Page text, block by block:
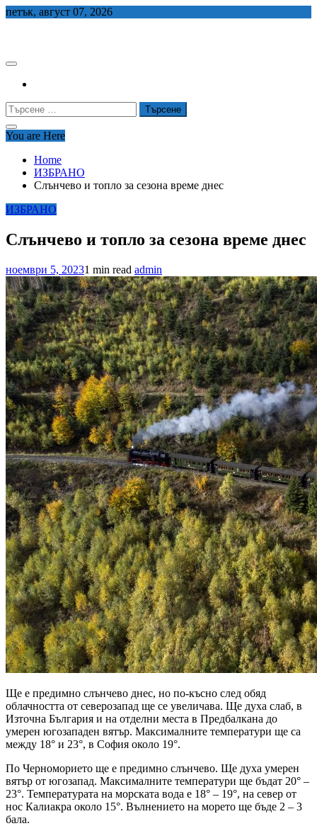
Skip
петък, август 07, 2026
Търсене
за:
You are Here
Home
ИЗБРАНО
Слънчево и топло за сезона време днес
ИЗБРАНО
Слънчево и топло за сезона време днес
ноември 5, 20231 min read admin
Ще е предимно слънчево днес, но по-късно след обяд
облачността от северозапад ще се увеличава. Ще духа слаб, в
Източна България и на отделни места в Предбалкана до
умерен югозападен вятър. Максималните температури ще са
между 18° и 23°, в София около 19°.
По Черноморието ще е предимно слънчево. Ще духа умерен
вятър от югозапад. Максималните температури ще бъдат 20° –
23°. Температурата на морската вода е 18° – 19°, на север от
нос Калиакра около 15°. Вълнението на морето ще бъде 2 – 3
бала.